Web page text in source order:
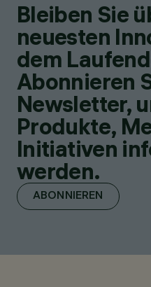
Bleiben Sie
neuesten
dem
Abonnieren
Newsletter,
Produkte,
Initiativen
werden.
ABONNIEREN